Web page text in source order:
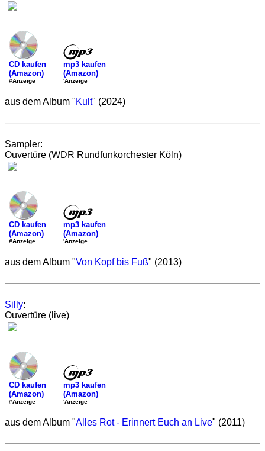
CD kaufen
(Amazon)
#Anzeige
mp3 kaufen
(Amazon)
'Anzeige
aus dem Album "Kult" (2024)
Sampler:
Ouvertüre (WDR Rundfunkorchester Köln)
CD kaufen
(Amazon)
#Anzeige
mp3 kaufen
(Amazon)
'Anzeige
aus dem Album "Von Kopf bis Fuß" (2013)
Silly:
Ouvertüre (live)
CD kaufen
(Amazon)
#Anzeige
mp3 kaufen
(Amazon)
'Anzeige
aus dem Album "Alles Rot - Erinnert Euch an Live" (2011)